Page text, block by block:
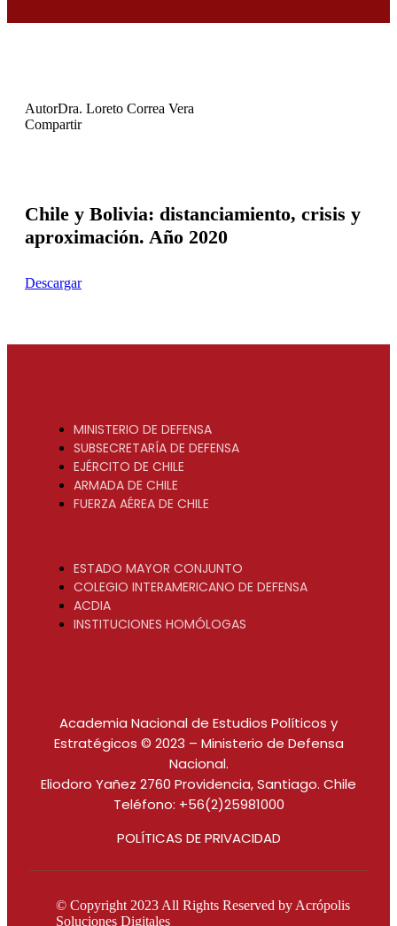
AutorDra. Loreto Correa Vera
Compartir
Chile y Bolivia: distanciamiento, crisis y
aproximación. Año 2020
Descargar
MINISTERIO DE DEFENSA
SUBSECRETARÍA DE DEFENSA
EJÉRCITO DE CHILE
ARMADA DE CHILE
FUERZA AÉREA DE CHILE
ESTADO MAYOR CONJUNTO
COLEGIO INTERAMERICANO DE DEFENSA
ACDIA
INSTITUCIONES HOMÓLOGAS
Academia Nacional de Estudios Políticos y
Estratégicos © 2023 – Ministerio de Defensa
Nacional.
Eliodoro Yañez 2760 Providencia, Santiago. Chile
Teléfono: +56(2)25981000
POLÍTICAS DE PRIVACIDAD
© Copyright 2023 All Rights Reserved by Acrópolis
Soluciones Digitales